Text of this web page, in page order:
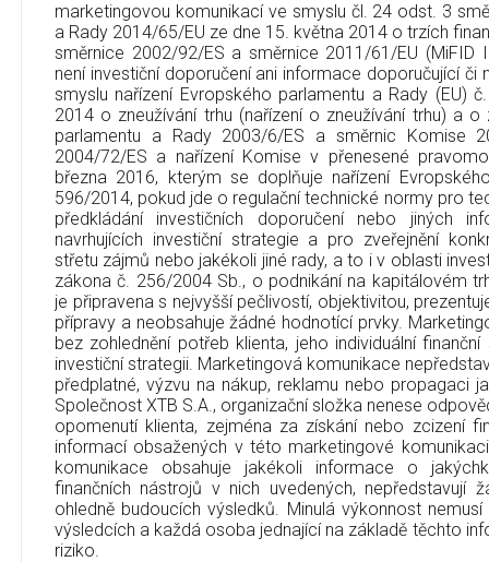
marketingovou komunikací ve smyslu čl. 24 odst. 3
a Rady 2014/65/EU ze dne 15. května 2014 o trzích
směrnice 2002/92/ES a směrnice 2011/61/EU (MiFID
není investiční doporučení ani informace doporučující či
smyslu nařízení Evropského parlamentu a Rady (EU)
2014 o zneužívání trhu (nařízení o zneužívání trhu) a o
parlamentu a Rady 2003/6/ES a směrnic Komise
2004/72/ES a nařízení Komise v přenesené
března 2016, kterým se doplňuje nařízení
596/2014, pokud jde o regulační technické normy pro
předkládání investičních doporučení nebo jiných
navrhujících investiční strategie a pro zveřejnění
střetu zájmů nebo jakékoli jiné rady, a to i v oblasti
zákona č. 256/2004 Sb., o podnikání na kapitálovém
je připravena s nejvyšší pečlivostí, objektivitou,
přípravy a neobsahuje žádné hodnotící prvky.
bez zohlednění potřeb klienta, jeho individuální
investiční strategii. Marketingová komunikace
předplatné, výzvu na nákup, reklamu nebo propagaci
Společnost XTB S.A., organizační složka nenese
opomenutí klienta, zejména za získání nebo zcizení
informací obsažených v této marketingové
komunikace obsahuje jakékoli informace o
finančních nástrojů v nich uvedených, nepředstavují
ohledně budoucích výsledků. Minulá výkonnost
výsledcích a každá osoba jednající na základě těchto
riziko.